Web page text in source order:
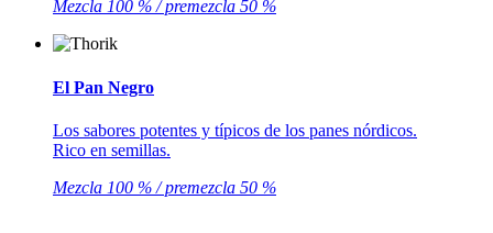
Mezcla 100 % / premezcla 50 %
El Pan Negro
Los sabores potentes y típicos de los panes nórdicos.
Rico en semillas.
Mezcla 100 % / premezcla 50 %